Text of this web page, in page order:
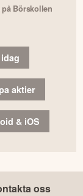
Börskollen
aktier
& iOS
oss